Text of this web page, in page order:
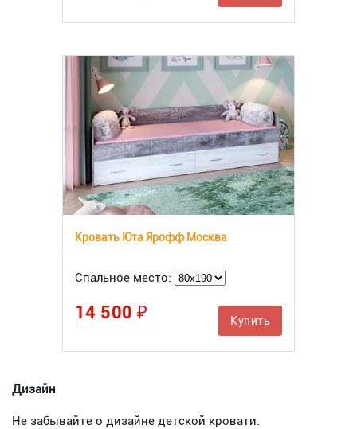
Кровать Юта Ярофф Москва
Спальное место:
14 500 ₽ Купить
Дизайн
Не забывайте о дизайне детской кровати.